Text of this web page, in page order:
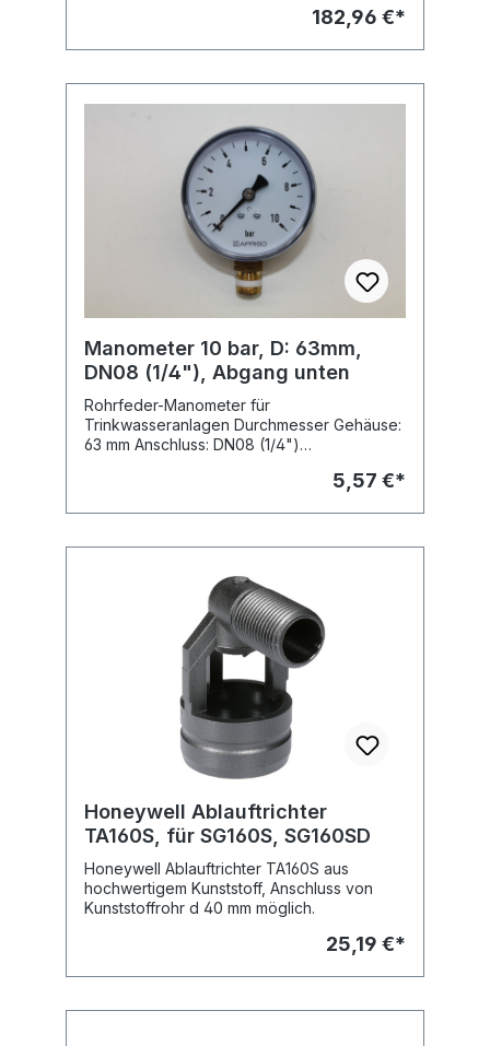
Entnahmemengen Gehäuse aus Messing
Temperatureinstellung am Handrad mit
Kaltwasserbremse, Typ KB191, in die
Zirkulationsleitung wird empfohlen, damit an
den Zapfstellen nicht Kaltwasser über die
Zirkulationsleitung beigemischt wird)
Nennweite: DN 20 (3/4") Fabrikat:
Honeywell Typ: TM200-3/4A
182,96 €*
Manometer 10 bar, D: 63mm,
DN08 (1/4"), Abgang unten
Rohrfeder-Manometer für
Trinkwasseranlagen Durchmesser Gehäuse:
63 mm Anschluss: DN08 (1/4")
5,57 €*
Honeywell Ablauftrichter
TA160S, für SG160S, SG160SD
Honeywell Ablauftrichter TA160S aus
hochwertigem Kunststoff, Anschluss von
Kunststoffrohr d 40 mm möglich.
25,19 €*